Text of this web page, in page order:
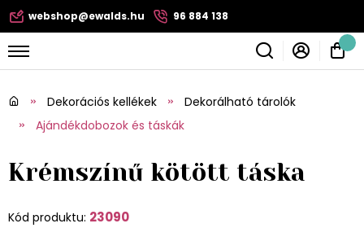
webshop@ewalds.hu 96 884 138
Dekorációs kellékek
Dekorálható tárolók
Ajándékdobozok és táskák
Krémszínű kötött táska
Kód produktu: 23090